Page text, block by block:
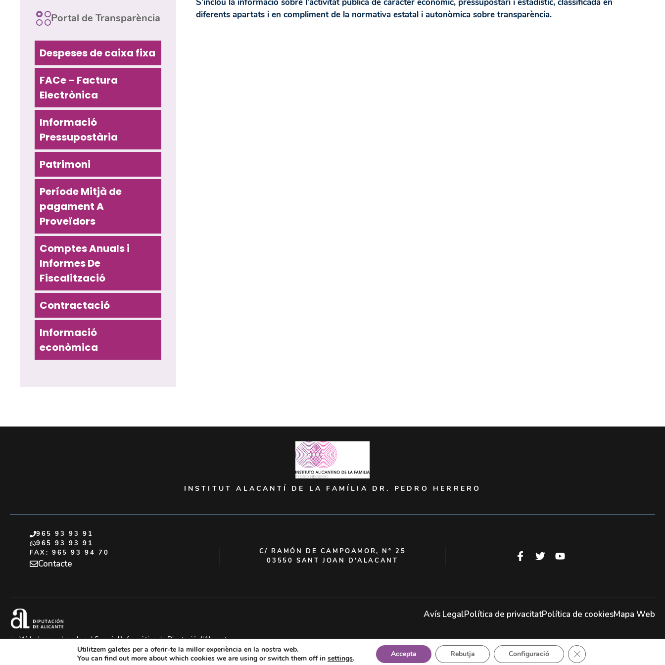
S’inclou la informació sobre l’activitat pública de caràcter econòmic, pressupostari i estadístic, classificada en
diferents apartats i en compliment de la normativa estatal i autonòmica sobre transparència.
Portal de Transparència
Despeses de caixa fixa
FACe – Factura
Electrònica
Informació
Pressupostària
Patrimoni
Període Mitjà de
pagament A
Proveïdors
Comptes Anuals i
Informes De
Fiscalització
Contractació
Informació
econòmica
INSTITUT ALACANTÍ DE LA FAMÍLIA DR. PEDRO HERRERO
965 93 93 91
965 93 93 91
FAX: 965 93 94 70
Contacte
C/ RAMÓN DE CAMPOAMOR, Nº 25
03550 SANT JOAN D'ALACANT
©Web desenvolupada pel Servei d'Informàtica de Diputació d'Alacant
Avís LegalPolítica de privacitatPolítica de cookiesMapa Web
Utilitzem galetes per a oferir-te la millor experiència en la nostra web.
You can find out more about which cookies we are using or switch them off in settings. Accepta Rebutja Configuració Tanca el bàner de galetes